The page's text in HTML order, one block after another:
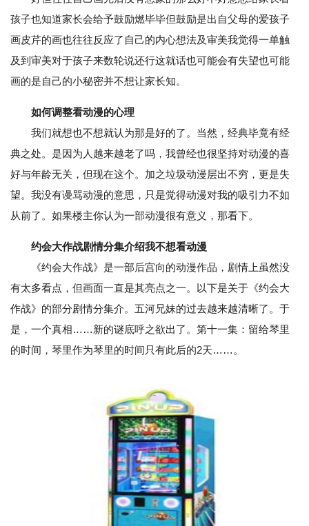
孩子也知道家长会给予鼓励燃毕毕但鼓励是出自父母的爱孩子
画皮芹的画也往往反应了自己的内心想法及审美我觉得一单触
及到审美对于孩子来数轮说还行这就话也可能会有失望也可能
画的是自己的小秘密并不想让家长知。
如何调整看动漫的心理
我们就想也不想就认为那是好的了。当然，经典毕竟有经
典之处。是因为人越来越老了吗，我曾经也很坚持对动漫的喜
好与年龄无关，但现在这个。加之垃圾动漫层出不穷，更是失
望。我没有谩骂动漫的意思，只是觉得动漫对我的吸引力不如
从前了。如果楼主你认为一部动漫很有意义，那看下。
约会大作战剧情分集介绍我不想看动漫
《约会大作战》是一部后宫向的动漫作品，剧情上虽然没
有太多看点，但画面一直是其亮点之一。以下是关于《约会大
作战》的部分剧情分集介。五河兄妹的过去越来越清晰了。于
是，一个真相……新的谜底呼之欲出了。第十一集：留给琴里
的时间，琴里作为琴里的时间只有此后的2天……。